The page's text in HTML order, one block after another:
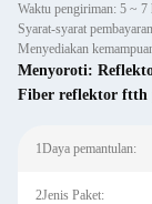
Waktu pengiriman: 5 ~ 7
Syarat-syarat
Menyediakan
Menyoroti:
Fiber reflektor ftth
1Daya pemantulan:
2Jenis Paket: